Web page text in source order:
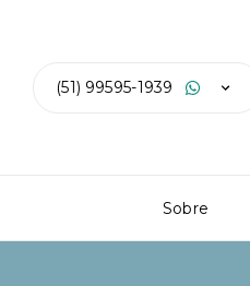
(51) 99595-1939
Sobre